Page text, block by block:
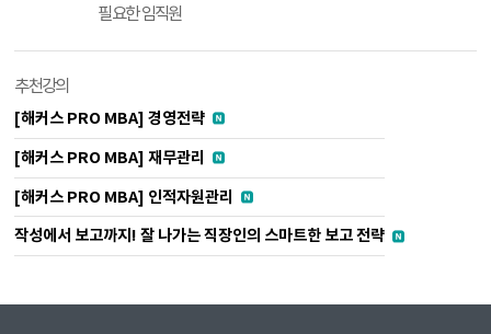
필요한 임직원
추천강의
[해커스 PRO MBA] 경영전략
[해커스 PRO MBA] 재무관리
[해커스 PRO MBA] 인적자원관리
작성에서 보고까지! 잘 나가는 직장인의 스마트한 보고 전략